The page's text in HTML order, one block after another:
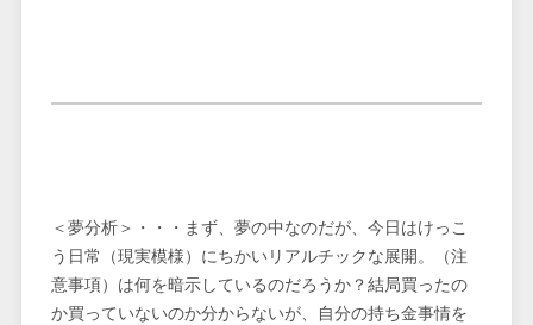
＜夢分析＞・・・まず、夢の中なのだが、今日はけっこ
う日常（現実模様）にちかいリアルチックな展開。（注
意事項）は何を暗示しているのだろうか？結局買ったの
か買っていないのか分からないが、自分の持ち金事情を